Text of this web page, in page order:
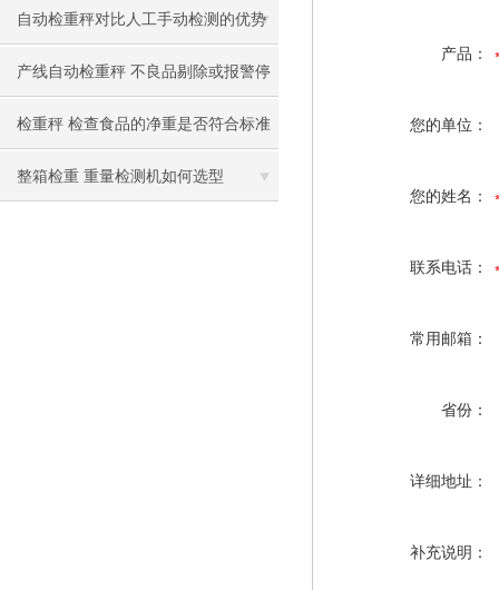
自动检重秤对比人工手动检测的优势
产线自动检重秤 不良品剔除或报警停
机
检重秤 检查食品的净重是否符合标准
整箱检重 重量检测机如何选型
产品：
您的单位：
您的姓名：
联系电话：
常用邮箱：
省份：
详细地址：
补充说明：